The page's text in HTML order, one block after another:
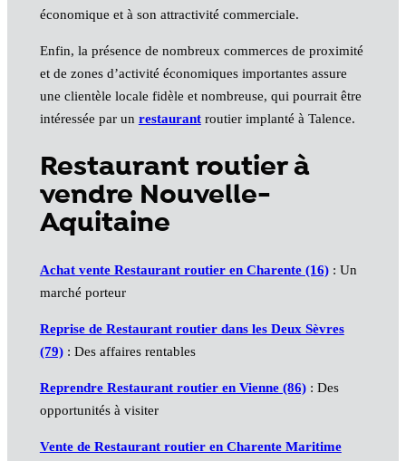
économique et à son attractivité commerciale.
Enfin, la présence de nombreux commerces de proximité
et de zones d’activité économiques importantes assure
une clientèle locale fidèle et nombreuse, qui pourrait être
intéressée par un restaurantroutier implanté à Talence.
Restaurant routier à
vendre Nouvelle-
Aquitaine
Achat vente Restaurant routier en Charente (16): Un
marché porteur
Reprise de Restaurant routier dans les Deux Sèvres
(79): Des affaires rentables
Reprendre Restaurant routier en Vienne (86): Des
opportunités à visiter
Vente de Restaurant routier en Charente Maritime